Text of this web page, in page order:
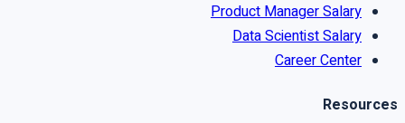
Product Manager Salary
Data Scientist Salary
Career Center
Resources